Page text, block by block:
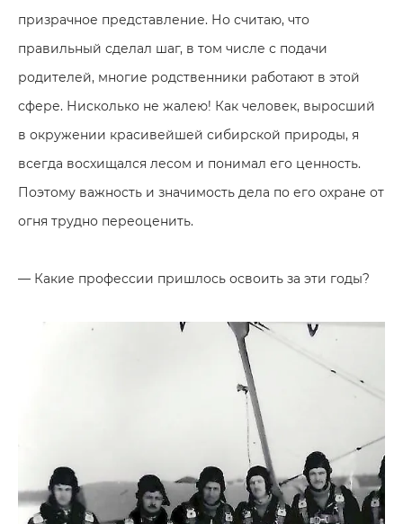
призрачное представление. Но считаю, что
правильный сделал шаг, в том числе с подачи
родителей, многие родственники работают в этой
сфере. Нисколько не жалею! Как человек, выросший
в окружении красивейшей сибирской природы, я
всегда восхищался лесом и понимал его ценность.
Поэтому важность и значимость дела по его охране от
огня трудно переоценить.
— Какие профессии пришлось освоить за эти годы?